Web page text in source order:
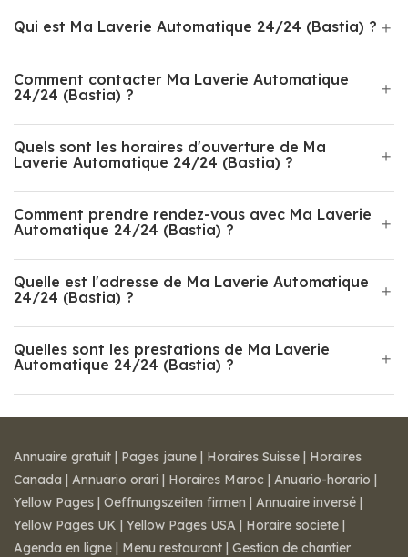
Qui est Ma Laverie Automatique 24/24 (Bastia) ?
Comment contacter Ma Laverie Automatique
24/24 (Bastia) ?
Quels sont les horaires d'ouverture de Ma
Laverie Automatique 24/24 (Bastia) ?
Comment prendre rendez-vous avec Ma Laverie
Automatique 24/24 (Bastia) ?
Quelle est l'adresse de Ma Laverie Automatique
24/24 (Bastia) ?
Quelles sont les prestations de Ma Laverie
Automatique 24/24 (Bastia) ?
Annuaire gratuit | Pages jaune | Horaires Suisse | Horaires
Canada | Annuario orari | Horaires Maroc | Anuario-horario |
Yellow Pages | Oeffnungszeiten firmen | Annuaire inversé |
Yellow Pages UK | Yellow Pages USA | Horaire societe |
Agenda en ligne | Menu restaurant | Gestion de chantier